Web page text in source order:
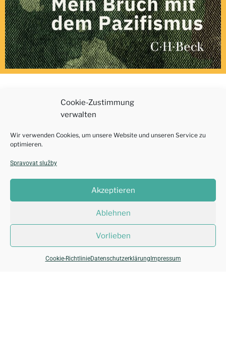
Cookie-Zustimmung
verwalten
Wir verwenden Cookies, um unsere Website und unseren Service zu
optimieren.
Spravovat služby
Akzeptieren
Ablehnen
Vorlieben
Cookie-RichtlinieDatenschutzerklärung Impressum
Bremer Bündnis für deutsch-tschechische
Zusammenarbeit e.V.
Am Schwarzen Meer 119
E-Mail: office@bremer-buendnis.de
Suche